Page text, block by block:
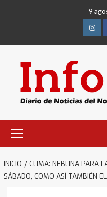
9
primario
INICIO
CLIMA: NEBLINA PARA
SÁBADO, COMO ASÍ TAMBIÉN